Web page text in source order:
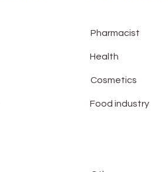
Pharmacist
Health
Cosmetics
Food industry